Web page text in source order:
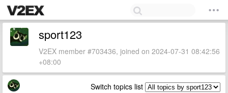
sport123
V2EX member #703436, joined on 2024-07-31 08:42:56
+08:00
Switch topics list